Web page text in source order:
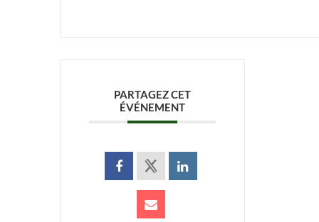
PARTAGEZ CET
ÉVÉNEMENT